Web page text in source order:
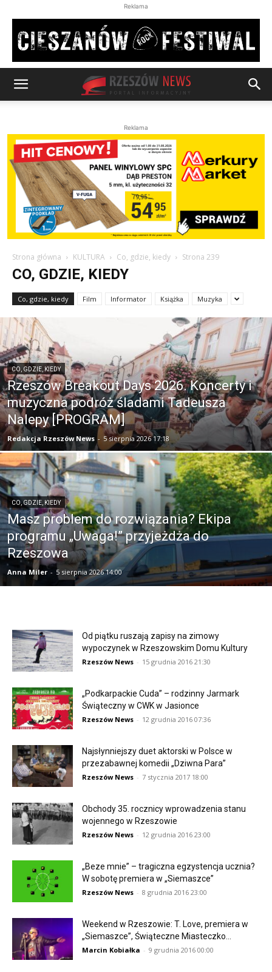
Reklama
Reklama
Strona główna KULTURA Co, gdzie, kiedy Strona 239
CO, GDZIE, KIEDY
Co, gdzie, kiedy Film Informator Książka Muzyka
CO, GDZIE, KIEDY
Rzeszów Breakout Days 2026. Koncerty i
muzyczna podróż śladami Tadeusza
Nalepy [PROGRAM]
Redakcja Rzeszów News - 5 sierpnia 2026 17:18
CO, GDZIE, KIEDY
Masz problem do rozwiązania? Ekipa
programu „Uwaga!” przyjeżdża do
Rzeszowa
Anna Miler - 5 sierpnia 2026 14:00
Od piątku ruszają zapisy na zimowy
wypoczynek w Rzeszowskim Domu Kultury
Rzeszów News - 15 grudnia 2016 21:30
„Podkarpackie Cuda” – rodzinny Jarmark
Świąteczny w CWK w Jasionce
Rzeszów News - 12 grudnia 2016 07:36
Najsłynniejszy duet aktorski w Polsce w
przezabawnej komedii „Dziwna Para”
Rzeszów News - 7 stycznia 2017 18:00
Obchody 35. rocznicy wprowadzenia stanu
wojennego w Rzeszowie
Rzeszów News - 12 grudnia 2016 23:00
„Beze mnie” – tragiczna egzystencja ucznia?
W sobotę premiera w „Siemaszce”
Rzeszów News - 8 grudnia 2016 23:00
Weekend w Rzeszowie: T. Love, premiera w
„Siemaszce”, Świąteczne Miasteczko…
Marcin Kobiałka - 9 grudnia 2016 00:00